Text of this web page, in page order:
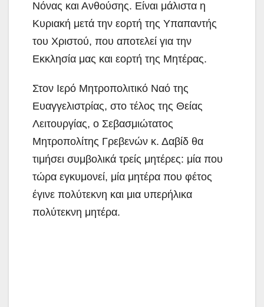
Νόνας και Ανθούσης. Είναι μάλιστα η
Κυριακή μετά την εορτή της Υπαπαντής
του Χριστού, που αποτελεί για την
Εκκλησία μας και εορτή της Μητέρας.
Στον Ιερό Μητροπολιτικό Ναό της
Ευαγγελιστρίας, στο τέλος της Θείας
Λειτουργίας, ο Σεβασμιώτατος
Μητροπολίτης Γρεβενών κ. Δαβίδ θα
τιμήσει συμβολικά τρείς μητέρες: μία που
τώρα εγκυμονεί, μία μητέρα που φέτος
έγινε πολύτεκνη και μια υπερήλικα
πολύτεκνη μητέρα.